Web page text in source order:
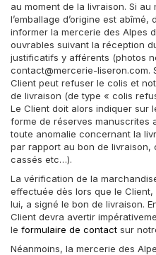
au moment de la livraison. Si au
l’emballage d’origine est
informer la mercerie des Alpes
ouvrables suivant la réception
justificatifs y afférents (photos
contact@mercerie-liseron.com.
Client peut refuser le colis et
de livraison (de type « colis
Le Client doit alors indiquer sur
forme de réserves manuscrites
toute anomalie concernant la
par rapport au bon de livraison,
cassés etc…).
La vérification de la
effectuée dès lors que le
lui, a signé le bon de livraison.
Client devra avertir
le formulaire de contact sur
Néanmoins, la mercerie des